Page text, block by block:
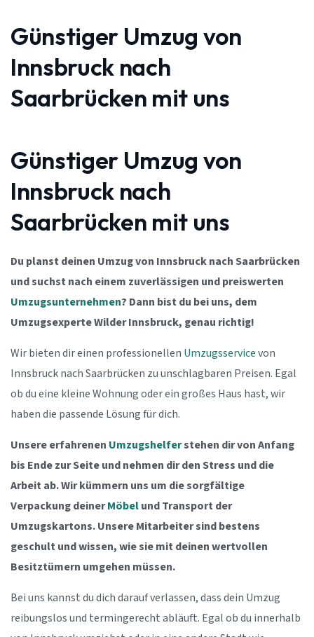
Günstiger Umzug von
Innsbruck nach
Saarbrücken mit uns
Günstiger Umzug von
Innsbruck nach
Saarbrücken mit uns
Du planst deinen Umzug von Innsbruck nach Saarbrücken
und suchst nach einem zuverlässigen und preiswerten
Umzugsunternehmen? Dann bist du bei uns, dem
Umzugsexperte Wilder Innsbruck, genau richtig!
Wir bieten dir einen professionellen Umzugsservicevon
Innsbruck nach Saarbrücken zu unschlagbaren Preisen. Egal
ob du eine kleine Wohnung oder ein großes Haus hast, wir
haben die passende Lösung für dich.
Unsere erfahrenen Umzugshelferstehen dir von Anfang
bis Ende zur Seite und nehmen dir den Stress und die
Arbeit ab. Wir kümmern uns um die sorgfältige
Verpackung deinerMöbelund Transport der
Umzugskartons. Unsere Mitarbeiter sind bestens
geschult und wissen, wie sie mit deinen wertvollen
Besitztümern umgehen müssen.
Bei uns kannst du dich darauf verlassen, dass dein Umzug
reibungslos und termingerecht abläuft. Egal ob du innerhalb